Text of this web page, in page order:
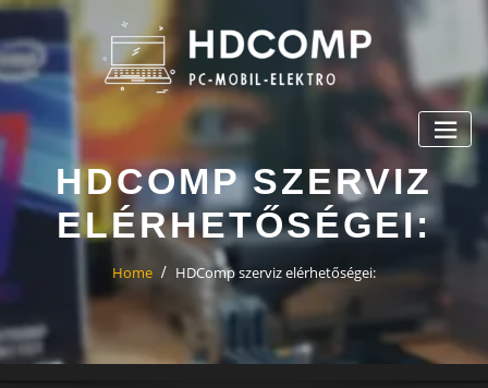
Skip
to
content
HDCOMP SZERVIZ
ELÉRHETŐSÉGEI:
Home HDComp szerviz elérhetőségei: